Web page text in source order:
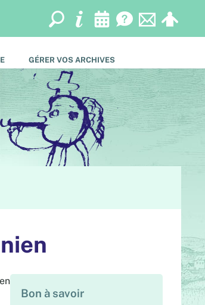
GÉRER VOS ARCHIVES
Bon à savoir